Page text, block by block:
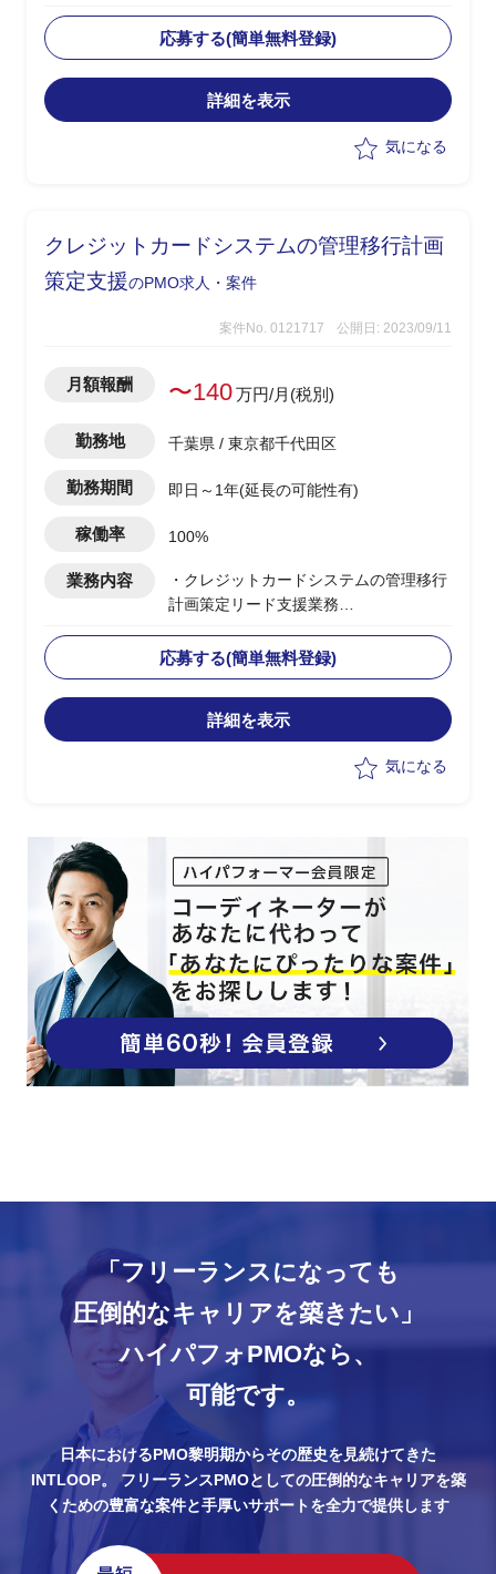
・ベンダー側PMOとして以下業務を実施
-各チームからの進捗報告を基に取りま
とめを行い、エンドへ進捗報告を実施
-開発についてのクライテリア報告
-Excelでの課題/進捗/品質管理資料の作
応募する(簡単無料登録)
詳細を表示
気になる
クレジットカードシステムの管理移行計画
策定支援のPMO求人・案件
案件No. 0121717 公開日: 2023/09/11
月額報酬 〜140万円/月(税別)
勤務地 千葉県 / 東京都千代田区
勤務期間 即日～1年(延長の可能性有)
稼働率 100%
業務内容
・クレジットカードシステムの管理移行
計画策定リード支援業務
遂行を想定
-テスト・移行計画策定・準備支援
-業務構築支援
-カード会員・加盟店向け告知支援
応募する(簡単無料登録)
詳細を表示
気になる
「フリーランスになっても
圧倒的なキャリアを築きたい」
ハイパフォPMOなら、
可能です。
日本におけるPMO黎明期からその歴史を見続けてきた
INTLOOP。
フリーランスPMOとしての圧倒的なキャリアを築
くための豊富な案件と手厚いサポートを全力で提供します